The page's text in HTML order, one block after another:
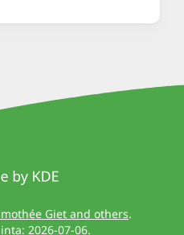
Giet and others.
2026-07-06.